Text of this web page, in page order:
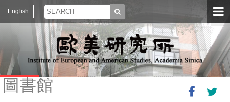
English
圖書館